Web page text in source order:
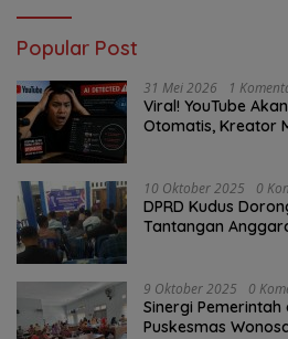
Popular Post
31 Mei 2026 1
Viral! YouTube
Otomatis, Kreator
10 Oktober 2025 0
DPRD Kudus
Tantangan
9 Oktober 2025 0
Sinergi
Puskesmas